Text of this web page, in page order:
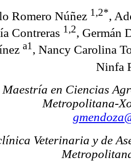
Romero Núñez 1,2*,
Contreras 1,2, Germán
a1, Nancy Carolina
Ninfa
Maestría en Ciencias
Metropolitana-
Veterinaria y de